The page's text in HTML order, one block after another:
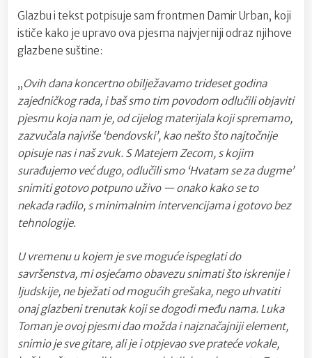
Glazbu i tekst potpisuje sam frontmen Damir Urban, koji
ističe kako je upravo ova pjesma najvjerniji odraz njihove
glazbene suštine:
„Ovih dana koncertno obilježavamo trideset godina
zajedničkog rada, i baš smo tim povodom odlučili objaviti
pjesmu koja nam je, od cijelog materijala koji spremamo,
zazvučala najviše ‘bendovski’, kao nešto što najtočnije
opisuje nas i naš zvuk. S Matejem Zecom, s kojim
surađujemo već dugo, odlučili smo ‘Hvatam se za dugme’
snimiti gotovo potpuno uživo — onako kako se to
nekada radilo, s minimalnim intervencijama i gotovo bez
tehnologije.
U vremenu u kojem je sve moguće ispeglati do
savršenstva, mi osjećamo obavezu snimati što iskrenije i
ljudskije, ne bježati od mogućih grešaka, nego uhvatiti
onaj glazbeni trenutak koji se dogodi među nama. Luka
Toman je ovoj pjesmi dao možda i najznačajniji element,
snimio je sve gitare, ali je i otpjevao sve prateće vokale,